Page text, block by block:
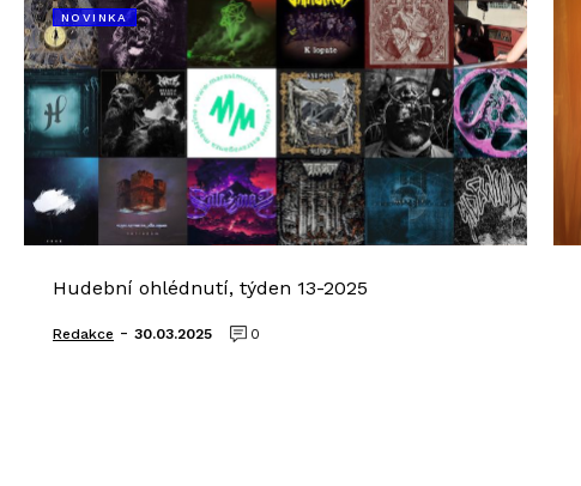
NOVINKA
Hudební ohlédnutí, týden 13-2025
Redakce - 30.03.2025 0